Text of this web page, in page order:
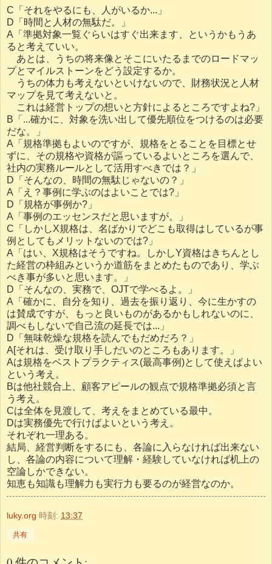
C「それをやるにも、人がいるか...」
D「時間と人材の無駄だ。」
A「準拠対象一覧ぐらいはすぐ出来ます、というかもうあ
ると考えていい。
あとは、うちの将来像とそこにいたるまでのロードマッ
プとマイルストーンをどう設定するか。
うちの体力も考えないといけないので、財務状況と人材
マップを見て考えないと。
これは経営トップの想いと方針によるところですよね?」
B「...確かに、対象を洗い出して優先順位をつけるのは必要
だな。」
A「規格準拠もよいのですが、規格をとることを目標とせ
ずに、その規格や資格が謳っているよいところを選んで、
社内の実務ルールとして活用すべきでは？」
D「そんなの、時間の無駄じゃないの？」
A「え？事例に学ぶのはよいことでは?」
D「規格が事例か?」
A「事例のエッセンスだと思いますが。」
C「しかしX規格は、名ばかりでどこも取得はしているが事
例としてもメリットないのでは?」
A「はい、X規格はそうですね。しかしY資格はきちんとし
た経営の枠組みというか道筋をまとめたものであり、学ぶ
べき事が多いと思います。」
D「そんなの、実務で、OJTで学べるよ。」
A「確かに、自分を知り、過去を振り返り、今に生かすの
は賛成ですが、もっと良いものがあるかもしれないのに、
調べもしないで自己流の延長では...」
D「無味乾燥な規格を読んでもだめだろ？」
A[それは、受け取り手しだいのところもあります。」
Aは規格をベストプラクティス(最高事例)として使えばよい
という考え。
Bは他社競合上、顧客アピールの観点で規格準拠必須と言
う考え。
Cは全体を見渡して、考えをまとめている最中。
Dは実務優先で行けばよいという考え。
それぞれ一理ある。
結局、経営判断をするにも、各論に入らなければ出来ない
し、各論の内容について理解・経験していなければ机上の
空論しかできない。
知恵も知識も理解力も実行力も要るのが経営なのか。
luky.org 時刻: 13:37
共有